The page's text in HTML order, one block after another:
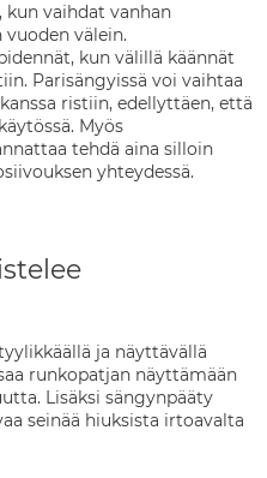
kun vaihdat vanhan
välein.
kun välillä käännät
Parisängyissä voi vaihtaa
ristiin, edellyttäen, että
Myös
tehdä aina silloin
yhteydessä.
ja näyttävällä
runkopatjan näyttämään
Lisäksi sängynpääty
seinää hiuksista irtoavalta